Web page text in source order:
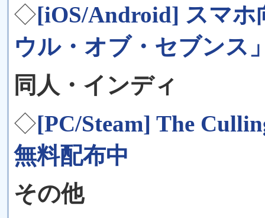
◇[iOS/Android] スマ
ウル・オブ・セブンス
同人・インディ
◇[PC/Steam] The
無料配布中
その他